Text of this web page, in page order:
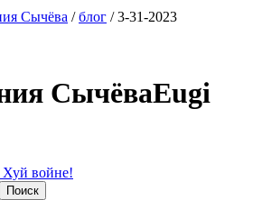
Сычёва /блог / 3-31-2023
СычёваEugi
Хуй войне!